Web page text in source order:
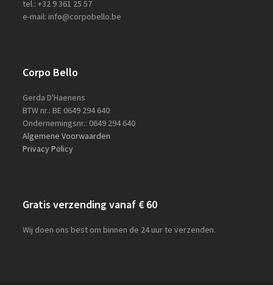
tel.: +32 9 361 25 57
e-mail: info@corpobello.be
Corpo Bello
Gerda D'Haenens
BTW nr.: BE 0649 294 640
Ondernemingsnr.: 0649 294 640
Algemene Voorwaarden
Privacy Policy
Gratis verzending vanaf € 60
Wij doen ons best om binnen de 24 uur te verzenden.